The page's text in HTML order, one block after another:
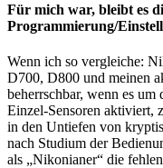
Für mich war, bleibt es
Programmierung/
Wenn ich so vergleiche:
D700, D800 und meinen
beherrschbar, wenn es
Einzel-Sensoren aktiviert,
in den Untiefen von
nach Studium der
als „Nikonianer“ die